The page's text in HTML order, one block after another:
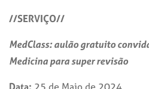
//SERVIÇO//
MedClass: aulão gratuito
Medicina para super revisão